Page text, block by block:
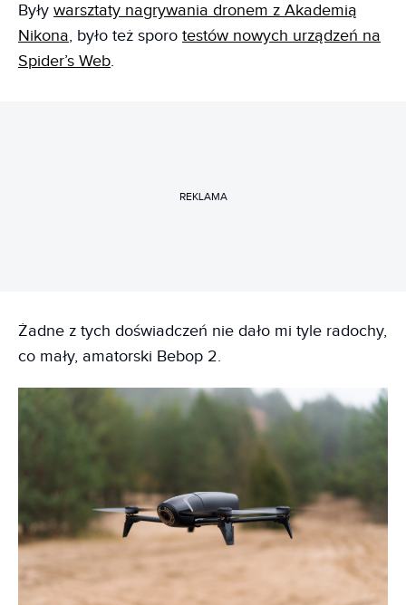
Były warsztaty nagrywania dronem z Akademią
Nikona, było też sporo testów nowych urządzeń na
Spider’s Web.
REKLAMA
Żadne z tych doświadczeń nie dało mi tyle radochy,
co mały, amatorski Bebop 2.